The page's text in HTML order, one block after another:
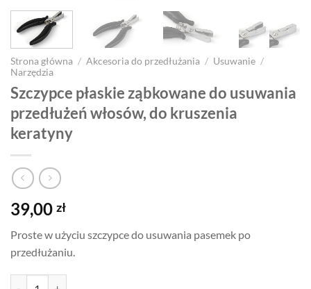
Strona główna / Akcesoria do przedłużania / Usuwanie /
Narzędzia
Szczypce płaskie ząbkowane do usuwania
przedłużeń włosów, do kruszenia
keratyny
39,00 zł
Proste w użyciu szczypce do usuwania pasemek po
przedłużaniu.